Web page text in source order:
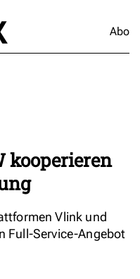
Abo
kooperieren
Vlink und
Full-Service-Angebot